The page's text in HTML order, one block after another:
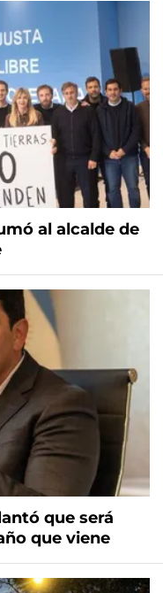
al alcalde de
que será
que viene